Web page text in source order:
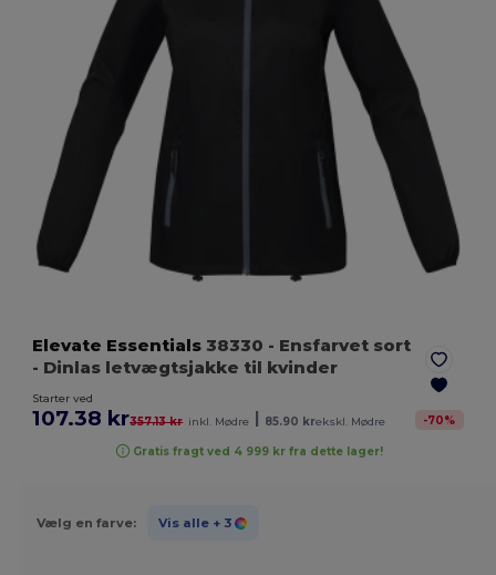
Elevate Essentials 38330 - Ensfarvet sort
- Dinlas letvægtsjakke til kvinder
Starter ved
107.38 kr357.13 kr inkl. Mødre 85.90 krekskl. Mødre -70%
Gratis fragt ved 4 999 kr fra dette lager!
Vælg en farve: Vis alle + 3